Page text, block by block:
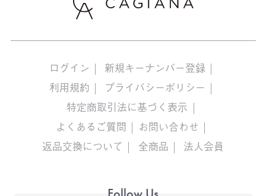
ログイン
新規キーナンバー登録
利用規約
プライバシーポリシー
特定商取引法に基づく表示
よくあるご質問
お問い合わせ
返品交換について
全商品 法人会員